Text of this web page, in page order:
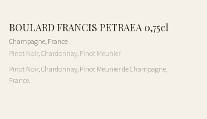
BOULARD FRANCIS PETRAEA 0,75cl
Champagne,France
Pinot Noir, Chardonnay, Pinot Meunier
Pinot Noir, Chardonnay, Pinot Meunier de Champagne,
France.